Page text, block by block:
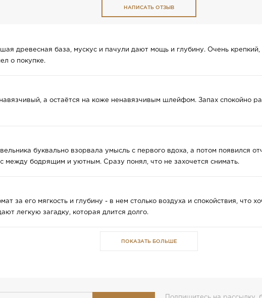
НАПИСАТЬ ОТЗЫВ
древесная база, мускус и пачули дают мощь и глубину. Очень
о покупке.
а остаётся на коже ненавязчивым шлейфом. Запах спокойно
буквально взорвала умысль с первого вдоха, а потом появился
между бодрящим и уютным. Сразу понял, что не захочется снимать.
за его мягкость и глубину - в нем столько воздуха и спокойствия, что
легкую загадку, которая длится долго.
ПОКАЗАТЬ БОЛЬШЕ